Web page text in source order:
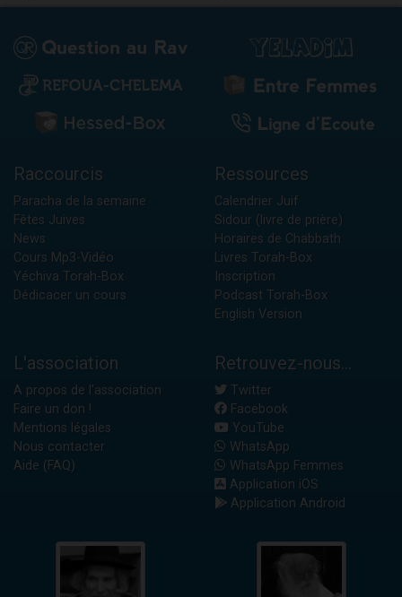
Raccourcis
Paracha de la semaine
Fêtes Juives
News
Cours Mp3-Vidéo
Yéchiva Torah-Box
Dédicacer un cours
Ressources
Calendrier Juif
Sidour (livre de prière)
Horaires de Chabbath
Livres Torah-Box
Inscription
Podcast Torah-Box
English Version
L'association
A propos de l'association
Faire un don !
Mentions légales
Nous contacter
Aide (FAQ)
Retrouvez-nous...
Twitter
Facebook
YouTube
WhatsApp
WhatsApp Femmes
Application iOS
Application Android